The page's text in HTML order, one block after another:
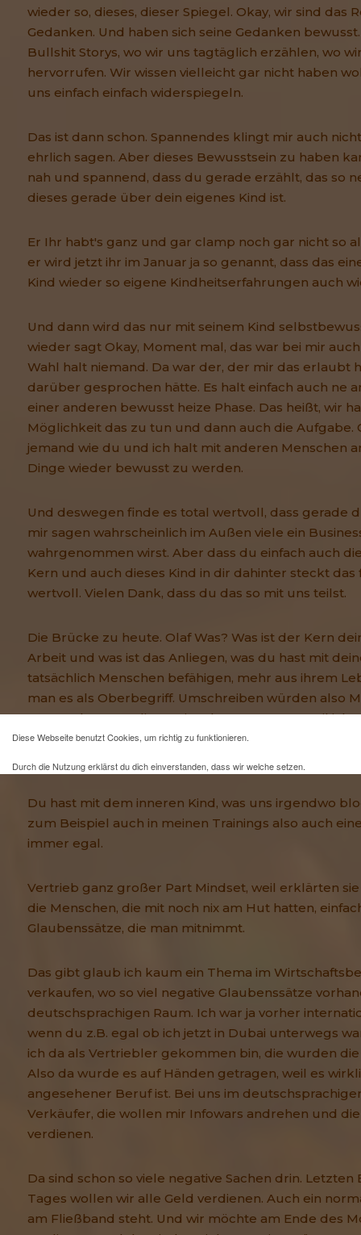
wieder so, dieses, dieser Spiegel. Okay, wir sind das
Gedanken. Und haben sich seine Gedanken
Bullshit Storys, wo wir uns tagtäglich erzählen, wo
hervorrufen. Wir wissen vielleicht gar nicht haben
uns einfach einfach widerspiegeln.
Das ist dann schon. Spannendes klingt mir auch
ehrlich sagen. Aber dieses Bewusstsein zu haben
nah und spannend, dass du gerade erzählt, das so
dieses gerade über dein eigenes Kind ist.
Er Ihr habt's ganz und gar clamp noch gar nicht so
er wird jetzt ihr im Januar ja so genannt, dass das
Kind wieder so eigene Kindheitserfahrungen auch
Und dann wird das nur mit seinem Kind
wieder sagt Okay, Moment mal, das war bei mir
Wahl halt niemand. Da war der, der mir das erlaubt
darüber gesprochen hätte. Es halt einfach auch ne
einer anderen bewusst heize Phase. Das heißt, wir
Möglichkeit das zu tun und dann auch die Aufgabe.
jemand wie du und ich halt mit anderen Menschen
Dinge wieder bewusst zu werden.
Und deswegen finde es total wertvoll, dass gerade
mir sagen wahrscheinlich im Außen viele ein
wahrgenommen wirst. Aber dass du einfach auch
Kern und auch dieses Kind in dir dahinter steckt
wertvoll. Vielen Dank, dass du das so mit uns teilst.
Die Brücke zu heute. Olaf Was? Was ist der Kern
Arbeit und was ist das Anliegen, was du hast mit
tatsächlich Menschen befähigen, mehr aus ihrem
man es als Oberbegriff. Umschreiben würden also
Unternehmen. Es liegt mir sehr am Herzen, weil ich
inklusive weit unter unseren Möglichkeiten leben,
Du hast mit dem inneren Kind, was uns irgendwo
zum Beispiel auch in meinen Trainings also auch
immer egal.
Vertrieb ganz großer Part Mindset, weil erklärten
die Menschen, die mit noch nix am Hut hatten,
Glaubenssätze, die man mitnimmt.
Das gibt glaub ich kaum ein Thema im
verkaufen, wo so viel negative Glaubenssätze
deutschsprachigen Raum. Ich war ja vorher
wenn du z.B. egal ob ich jetzt in Dubai unterwegs
ich da als Vertriebler gekommen bin, die wurden
Also da wurde es auf Händen getragen, weil es
angesehener Beruf ist. Bei uns im
Verkäufer, die wollen mir Infowars andrehen und
verdienen.
Da sind schon so viele negative Sachen drin. Letzten
Tages wollen wir alle Geld verdienen. Auch ein
am Fließband steht. Und wir möchte am Ende des
Diese Webseite benutzt Cookies, um richtig zu funktionieren.
Durch die Nutzung erklärst du dich einverstanden, dass wir welche setzen.